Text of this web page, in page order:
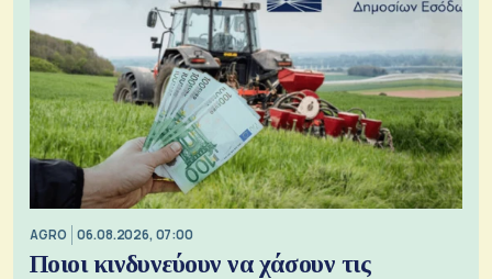
AGRO 06.08.2026, 07:00
Ποιοι κινδυνεύουν να χάσουν τις